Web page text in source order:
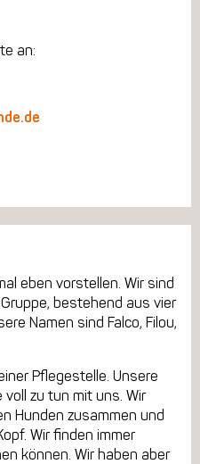
an:
eben vorstellen. Wir sind
bestehend aus vier
Namen sind Falco, Filou,
Pflegestelle. Unsere
zu tun mit uns. Wir
Hunden zusammen und
Wir finden immer
können. Wir haben aber